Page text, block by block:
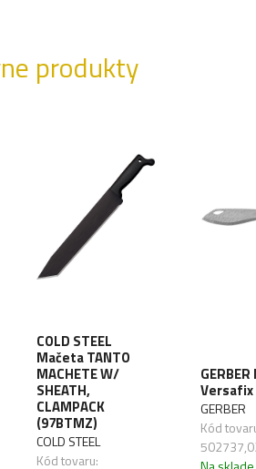
produkty
COLD STEEL
Mačeta TANTO
MACHETE W/
SHEATH,
CLAMPACK
(97BTMZ)
COLD STEEL
Kód tovaru:
Versafix
GERBER
Kód